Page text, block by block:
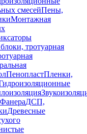
смесейПены,
Монтажная
тротуарная
ПенопластПленки,
ФанераДСП,
Древесные